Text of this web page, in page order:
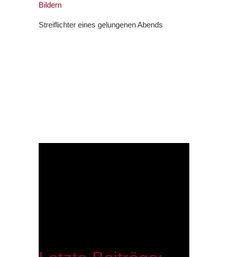
Bildern
Streiflichter eines gelungenen Abends